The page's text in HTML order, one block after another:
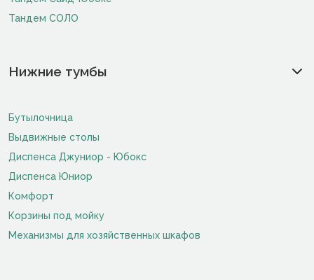
Тандем СОЛО
Нижние тумбы
Бутылочница
Выдвижные столы
Диспенса Джуниор - Юбокс
Диспенса Юниор
Комфорт
Корзины под мойку
Механизмы для хозяйственных шкафов